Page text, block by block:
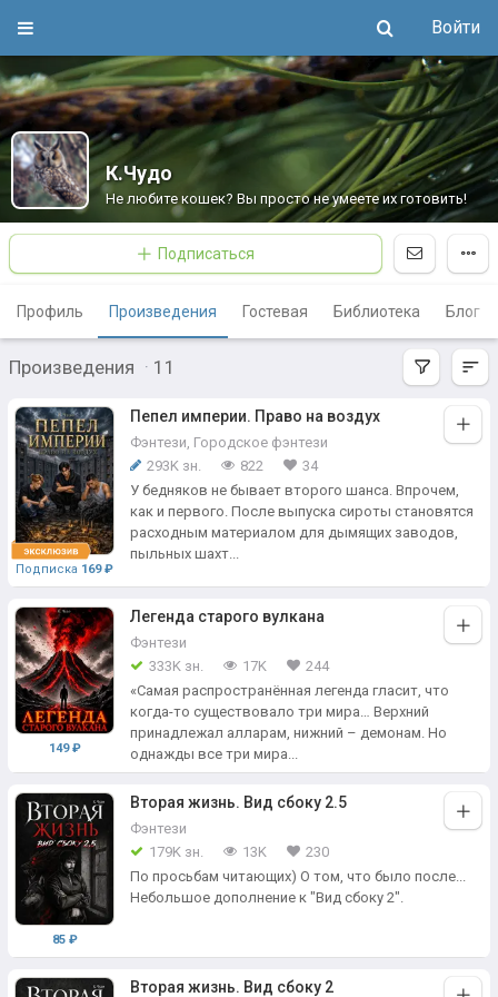
Войти
К.Чудо
Не любите кошек? Вы просто не умеете их готовить!
Подписаться
Профиль Произведения Гостевая Библиотека Блог
Произведения · 11
Подписка 169 ₽
Пепел империи. Право на воздух
Фэнтези, Городское фэнтези
293K зн.
822
34
У бедняков не бывает второго шанса. Впрочем,
как и первого. После выпуска сироты становятся
расходным материалом для дымящих заводов,
пыльных шахт...
149 ₽
Легенда старого вулкана
Фэнтези
333K зн.
17K
244
«Самая распространённая легенда гласит, что
когда-то существовало три мира… Верхний
принадлежал алларам, нижний – демонам. Но
однажды все три мира...
85 ₽
Вторая жизнь. Вид сбоку 2.5
Фэнтези
179K зн.
13K
230
По просьбам читающих) О том, что было после...
Небольшое дополнение к "Вид сбоку 2".
Вторая жизнь. Вид сбоку 2